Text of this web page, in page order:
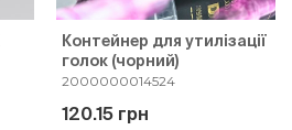
Контейнер для утилізації
голок (чорний)
2000000014524
120.15 грн